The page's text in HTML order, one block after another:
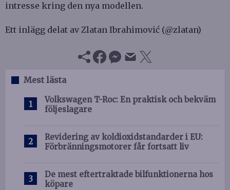
intresse kring den nya modellen.
Ett inlägg delat av Zlatan Ibrahimović (@zlatan)
Mest lästa
Volkswagen T-Roc: En praktisk och bekväm
följeslagare
Revidering av koldioxidstandarder i EU:
Förbränningsmotorer får fortsatt liv
De mest eftertraktade bilfunktionerna hos
köpare